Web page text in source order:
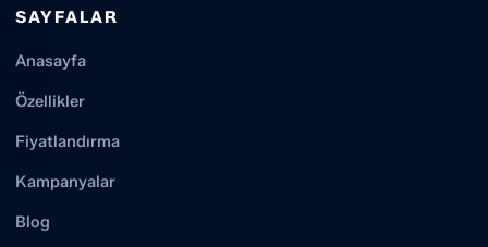
SAYFALAR
Anasayfa
Özellikler
Fiyatlandırma
Kampanyalar
Blog